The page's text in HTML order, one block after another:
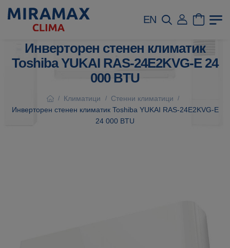
EN
Инверторен стенен климатик
Toshiba YUKAI RAS-24E2KVG-E 24
000 BTU
/ Климатици / Стенни климатици /
Инверторен стенен климатик Toshiba YUKAI RAS-24E2KVG-E
24 000 BTU